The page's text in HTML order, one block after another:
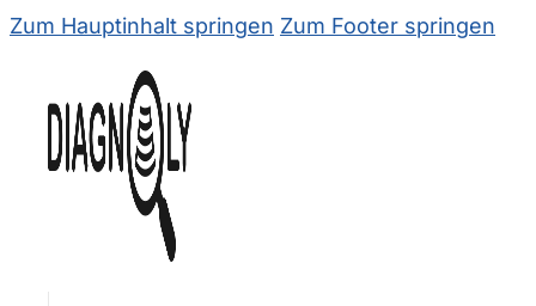
Zum Hauptinhalt springen Zum Footer springen